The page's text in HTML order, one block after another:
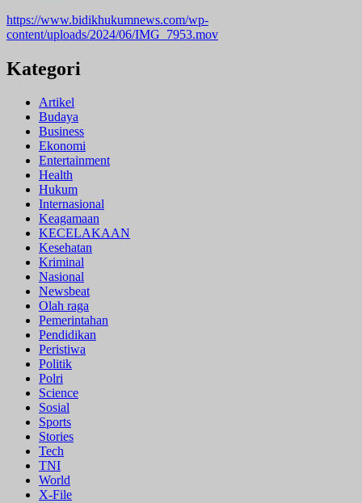
https://www.bidikhukumnews.com/wp-
content/uploads/2024/06/IMG_7953.mov
Kategori
Artikel
Budaya
Business
Ekonomi
Entertainment
Health
Hukum
Internasional
Keagamaan
KECELAKAAN
Kesehatan
Kriminal
Nasional
Newsbeat
Olah raga
Pemerintahan
Pendidikan
Peristiwa
Politik
Polri
Science
Sosial
Sports
Stories
Tech
TNI
World
X-File